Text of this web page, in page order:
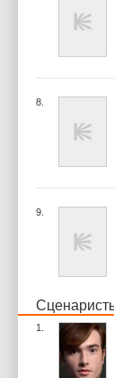
8.
9.
1.